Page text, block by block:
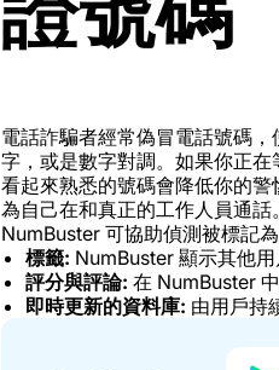
電話詐騙者經常偽冒電話號碼
字，或是數字對調。如果你正在
看起來熟悉的號碼會降低你的
為自己在和真正的工作人員通話。
NumBuster 可協助偵測被標記
標籤: NumBuster 顯示其他
評分與評論: 在 NumBuster
即時更新的資料庫: 由用戶持